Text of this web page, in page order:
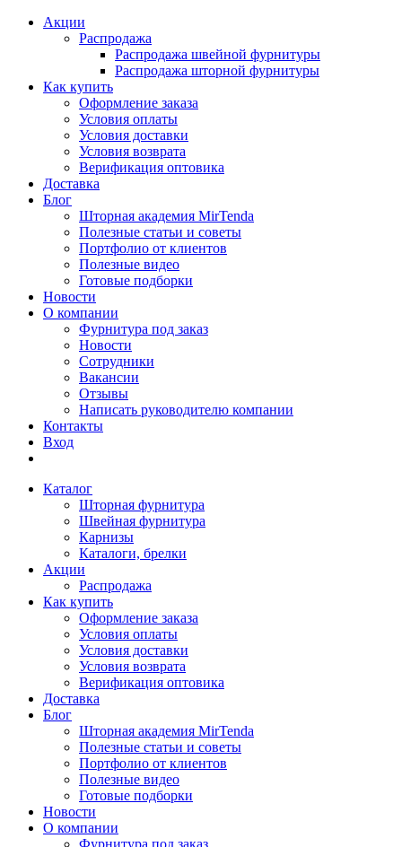
Акции
Распродажа
Распродажа швейной фурнитуры
Распродажа шторной фурнитуры
Как купить
Оформление заказа
Условия оплаты
Условия доставки
Условия возврата
Верификация оптовика
Доставка
Блог
Шторная академия MirTenda
Полезные статьи и советы
Портфолио от клиентов
Полезные видео
Готовые подборки
Новости
О компании
Фурнитура под заказ
Новости
Сотрудники
Вакансии
Отзывы
Написать руководителю компании
Контакты
Вход
Каталог
Шторная фурнитура
Швейная фурнитура
Карнизы
Каталоги, брелки
Акции
Распродажа
Как купить
Оформление заказа
Условия оплаты
Условия доставки
Условия возврата
Верификация оптовика
Доставка
Блог
Шторная академия MirTenda
Полезные статьи и советы
Портфолио от клиентов
Полезные видео
Готовые подборки
Новости
О компании
Фурнитура под заказ